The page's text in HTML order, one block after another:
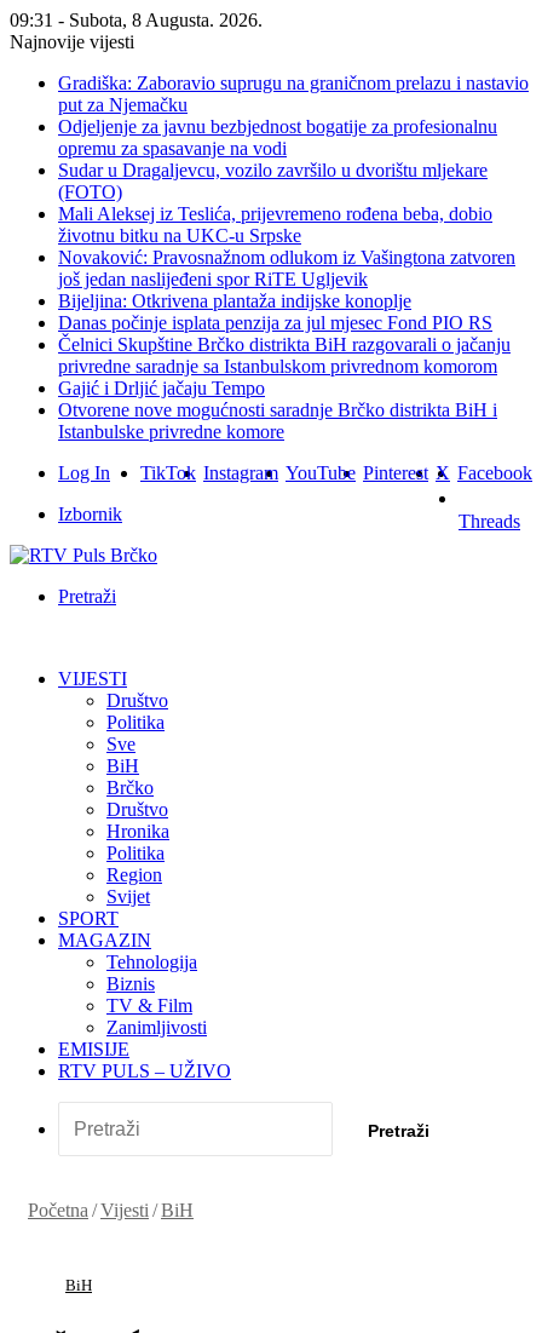
09:31 - Subota, 8 Augusta. 2026.
Najnovije vijesti
Gradiška: Zaboravio suprugu na graničnom prelazu i nastavio
put za Njemačku
Odjeljenje za javnu bezbjednost bogatije za profesionalnu
opremu za spasavanje na vodi
Sudar u Dragaljevcu, vozilo završilo u dvorištu mljekare
(FOTO)
Mali Aleksej iz Teslića, prijevremeno rođena beba, dobio
životnu bitku na UKC-u Srpske
Novaković: Pravosnažnom odlukom iz Vašingtona zatvoren
još jedan naslijeđeni spor RiTE Ugljevik
Bijeljina: Otkrivena plantaža indijske konoplje
Danas počinje isplata penzija za jul mjesec Fond PIO RS
Čelnici Skupštine Brčko distrikta BiH razgovarali o jačanju
privredne saradnje sa Istanbulskom privrednom komorom
Gajić i Drljić jačaju Tempo
Otvorene nove mogućnosti saradnje Brčko distrikta BiH i
Istanbulske privredne komore
Facebook
X
Pinterest
YouTube
Instagram
TikTok
Threads
Log In
Izbornik
Pretraži
VIJESTI
Društvo
Politika
Sve
BiH
Brčko
Društvo
Hronika
Politika
Region
Svijet
SPORT
MAGAZIN
Tehnologija
Biznis
TV & Film
Zanimljivosti
EMISIJE
RTV PULS – UŽIVO
Pretraži
Početna /Vijesti /BiH
BiH